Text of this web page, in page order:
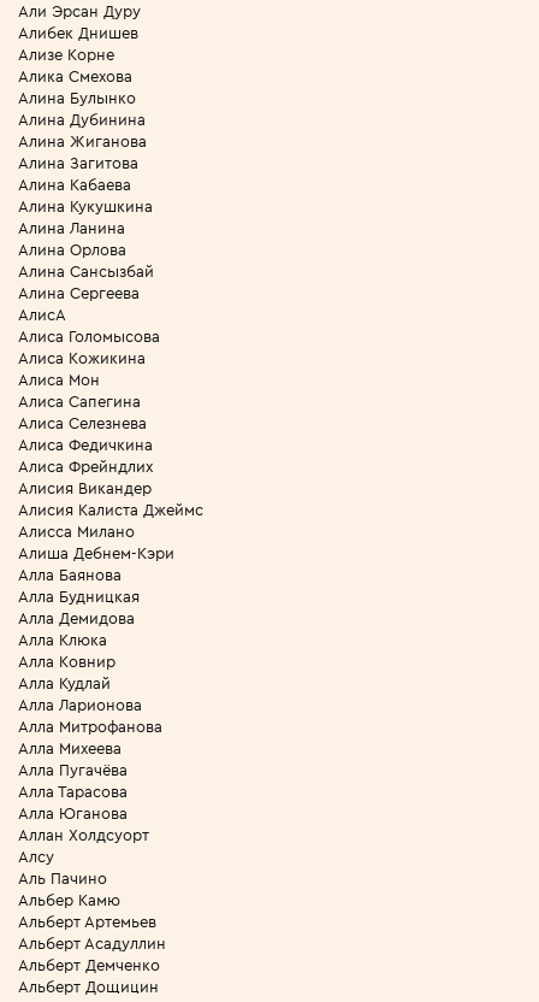
Али Эрсан Дуру
Алибек Днишев
Ализе Корне
Алика Смехова
Алина Булынко
Алина Дубинина
Алина Жиганова
Алина Загитова
Алина Кабаева
Алина Кукушкина
Алина Ланина
Алина Орлова
Алина Сансызбай
Алина Сергеева
АлисА
Алиса Голомысова
Алиса Кожикина
Алиса Мон
Алиса Сапегина
Алиса Селезнева
Алиса Федичкина
Алиса Фрейндлих
Алисия Викандер
Алисия Калиста Джеймс
Алисса Милано
Алиша Дебнем-Кэри
Алла Баянова
Алла Будницкая
Алла Демидова
Алла Клюка
Алла Ковнир
Алла Кудлай
Алла Ларионова
Алла Митрофанова
Алла Михеева
Алла Пугачёва
Алла Тарасова
Алла Юганова
Аллан Холдсуорт
Алсу
Аль Пачино
Альбер Камю
Альберт Артемьев
Альберт Асадуллин
Альберт Демченко
Альберт Дощицин